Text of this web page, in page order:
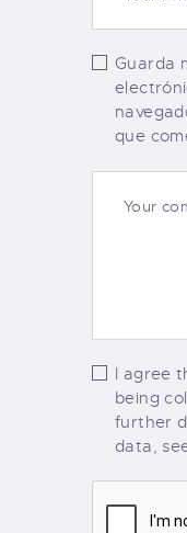
Guarda
que
I agree
being
further
data,